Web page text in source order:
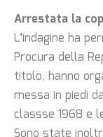
Arrestata la
L’indagine ha
Procura della
titolo, hanno
messa in piedi
classse 1968 e